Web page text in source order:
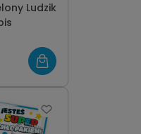
Ludzik